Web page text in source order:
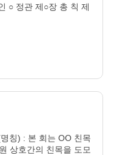
○ 정관 제○장 총 칙 제
칭) : 본 회는 OO 친목
상호간의 친목을 도모